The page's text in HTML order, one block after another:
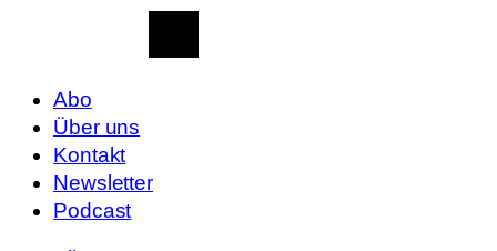
Abo
Über uns
Kontakt
Newsletter
Podcast